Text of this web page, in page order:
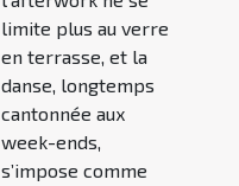
limite plus au verre
en terrasse, et la
danse, longtemps
cantonnée aux
week-ends,
s’impose comme